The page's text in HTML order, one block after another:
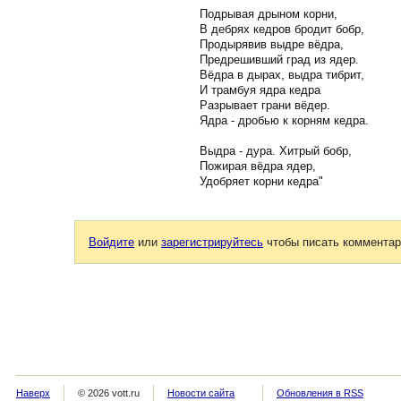
Подрывая дрыном корни,
В дебрях кедров бродит бобр,
Продырявив выдре вёдра,
Предрешивший град из ядер.
Вёдра в дырах, выдра тибрит,
И трамбуя ядра кедра
Разрывает грани вёдер.
Ядра - дробью к корням кедра.
Выдра - дура. Хитрый бобр,
Пожирая вёдра ядер,
Удобряет корни кедра"
Войдите или зарегистрируйтесь чтобы писать
Наверх © 2026 vott.ru Новости сайта Обновления в RSS